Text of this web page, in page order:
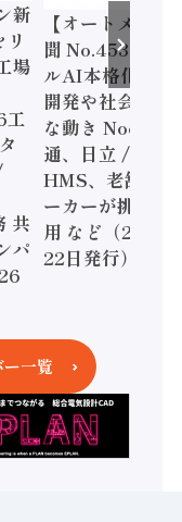
新
場
工
共
パ
【オートメーシ
聞 No.453】フ
ルAI本格化へ
開発や社会実装
な動き Noetra
通、日立 / 兵神
HMS、老舗ポ
ーカーが挑むデ
用 など（2026
22日発行）
一覧